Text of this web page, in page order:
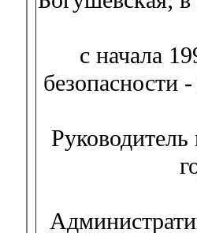
с начала
безопасности